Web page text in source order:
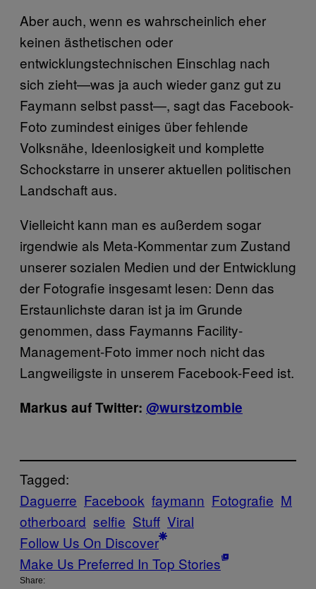
Aber auch, wenn es wahrscheinlich eher
keinen ästhetischen oder
entwicklungstechnischen Einschlag nach
sich zieht—was ja auch wieder ganz gut zu
Faymann selbst passt—, sagt das Facebook-
Foto zumindest einiges über fehlende
Volksnähe, Ideenlosigkeit und komplette
Schockstarre in unserer aktuellen politischen
Landschaft aus.
Vielleicht kann man es außerdem sogar
irgendwie als Meta-Kommentar zum Zustand
unserer sozialen Medien und der Entwicklung
der Fotografie insgesamt lesen: Denn das
Erstaunlichste daran ist ja im Grunde
genommen, dass Faymanns Facility-
Management-Foto immer noch nicht das
Langweiligste in unserem Facebook-Feed ist.
Markus auf Twitter: @wurstzombie
Tagged:
Daguerre Facebook faymann Fotografie M
otherboard selfie Stuff Viral
Follow Us On Discover
Make Us Preferred In Top Stories
Share: